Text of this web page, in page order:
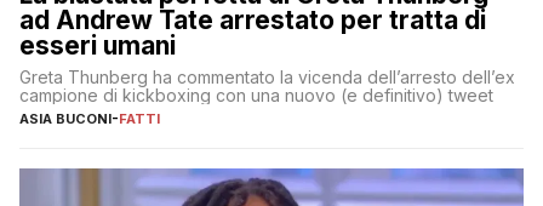
ad Andrew Tate arrestato per tratta di
esseri umani
Greta Thunberg ha commentato la vicenda dell’arresto dell’ex
campione di kickboxing con una nuovo (e definitivo) tweet
ASIA BUCONI-FATTI